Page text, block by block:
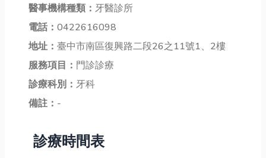
醫事機構種類： 牙醫診所
電話： 0422616098
地址： 臺中市南區復興路二段26之11號1、2樓
服務項目： 門診診療
診療科別： 牙科
備註： -
診療時間表